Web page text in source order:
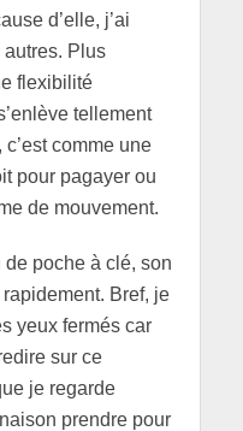
d’elle, j’ai
Plus
flexibilité
tellement
comme une
pour pagayer ou
de mouvement.
de poche à clé, son
Bref, je
yeux fermés car
sur ce
je regarde
prendre pour